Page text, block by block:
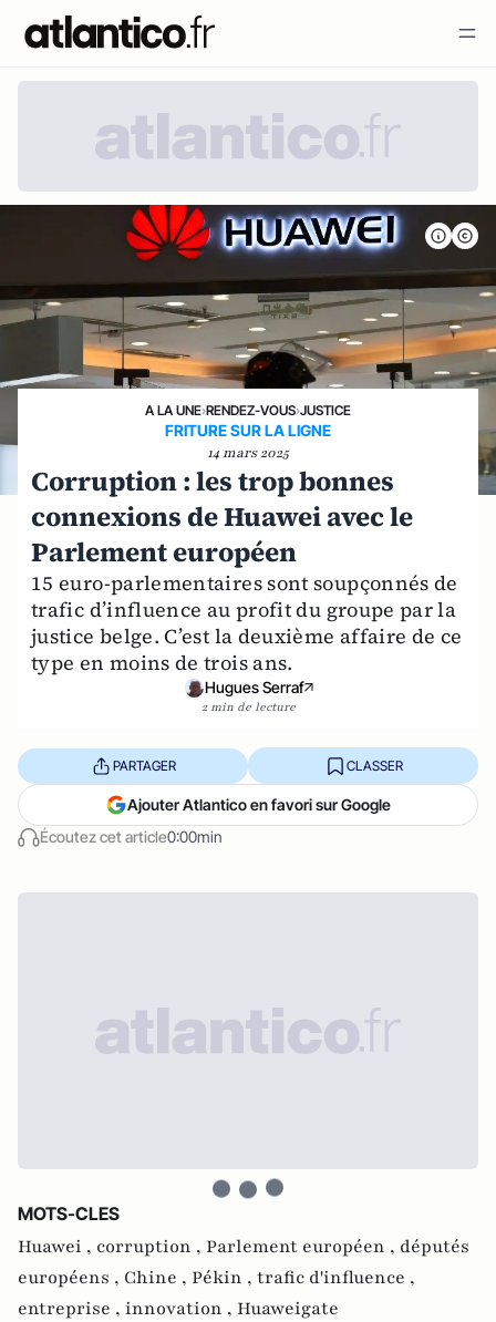
A LA UNE›RENDEZ-VOUS›JUSTICE
FRITURE SUR LA LIGNE
14 mars 2025
Corruption : les trop bonnes
connexions de Huawei avec le
Parlement européen
15 euro-parlementaires sont soupçonnés de
trafic d’influence au profit du groupe par la
justice belge. C’est la deuxième affaire de ce
type en moins de trois ans.
Hugues Serraf
2 min de lecture
Écoutez cet article0:00min
PARTAGER CLASSER
Ajouter Atlantico en favori sur Google
MOTS-CLES
Huawei , corruption , Parlement européen , députés
européens , Chine , Pékin , trafic d'influence ,
entreprise , innovation , Huaweigate